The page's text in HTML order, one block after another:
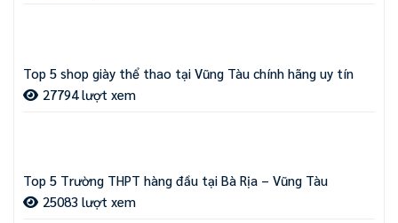
Top 5 shop giày thể thao tại Vũng Tàu chính hãng uy tín
27794 lượt xem
Top 5 Trường THPT hàng đầu tại Bà Rịa – Vũng Tàu
25083 lượt xem